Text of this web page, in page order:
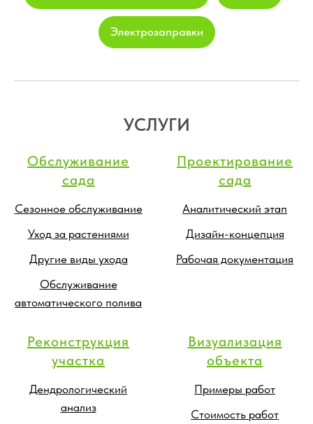
Электрозаправки
УСЛУГИ
Обслуживание
сада
Сезонное обслуживание
Уход за растениями
Другие виды ухода
Обслуживание
автоматического полива
Проектирование
сада
Аналитический этап
Дизайн-концепция
Рабочая документация
Реконструкция
участка
Дендрологический
анализ
Визуализация
объекта
Примеры работ
Стоимость работ